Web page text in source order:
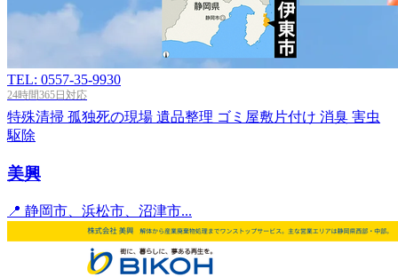
TEL: 0557-35-9930
24時間365日対応
特殊清掃 孤独死の現場 遺品整理 ゴミ屋敷片付け 消臭 害虫
駆除
美興
📍 静岡市、浜松市、沼津市...